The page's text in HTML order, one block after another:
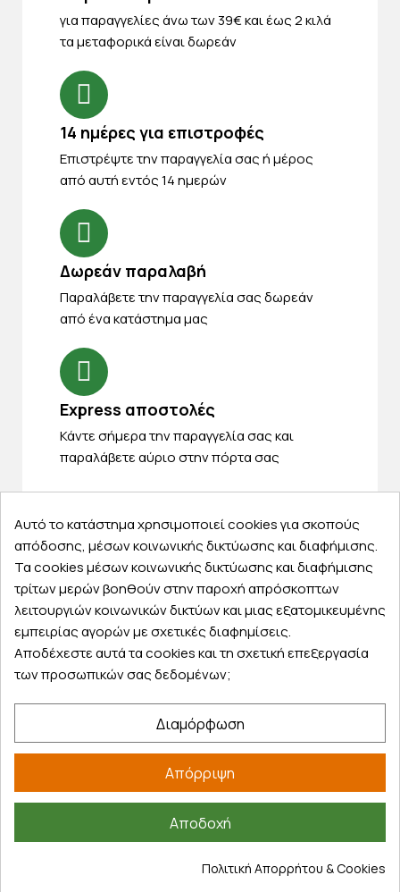
για παραγγελίες άνω των 39€ και έως 2 κιλά
τα μεταφορικά είναι δωρεάν
14 ημέρες για επιστροφές
Eπιστρέψτε την παραγγελία σας ή μέρος
από αυτή εντός 14 ημερών
Δωρεάν παραλαβή
Παραλάβετε την παραγγελία σας δωρεάν
από ένα κατάστημα μας
Express αποστολές
Κάντε σήμερα την παραγγελία σας και
παραλάβετε αύριο στην πόρτα σας
Εξυπηρέτηση πελατών
Λογαριασμός
Τα αγαπημένα μου
Τρόποι παραγγελίας
Τρόποι πληρωμής
Έξοδα αποστολής
Επιστροφές προϊοντων
Εξέλιξη παραγγελίας
Σχετικά με εμάς
Αυτό το κατάστημα χρησιμοποιεί cookies για σκοπούς
απόδοσης, μέσων κοινωνικής δικτύωσης και διαφήμισης.
Τα cookies μέσων κοινωνικής δικτύωσης και διαφήμισης
τρίτων μερών βοηθούν στην παροχή απρόσκοπτων
λειτουργιών κοινωνικών δικτύων και μιας εξατομικευμένης
εμπειρίας αγορών με σχετικές διαφημίσεις.
Αποδέχεστε αυτά τα cookies και τη σχετική επεξεργασία
των προσωπικών σας δεδομένων;
Διαμόρφωση
Απόρριψη
Αποδοχή
Πολιτική Απορρήτου & Cookies